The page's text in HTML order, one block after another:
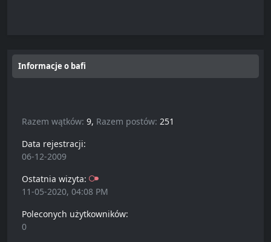
Informacje o bafi
Razem wątków: 9, Razem postów: 251
Data rejestracji:
06-12-2009
Ostatnia wizyta:
11-05-2020, 04:08 PM
Poleconych użytkowników:
0